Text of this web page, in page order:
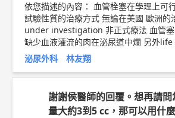
依您描述的內容： 血管栓塞在學理上可
試驗性質的治療方式 無論在美國 歐洲的
under investigation 非正式療法 血管塞住後，等於有一團
缺少血液灌流的肉在泌尿道中爛 另外
他後面一定還是會有側枝循環來灌注攝
以復發是一定，只是時間長短 以上純係觀念交流，一切以
醫師實際看診為準。 林口長庚紀念醫院 高齡泌尿科科主任/
泌尿科助理教授級主
y/2LWzfgJ 攝護腺肥大治療衛教文章 ►
泌尿外科 林友翔
謝謝侯醫師的回覆。想再請
量大約3到5 cc，那可以用什